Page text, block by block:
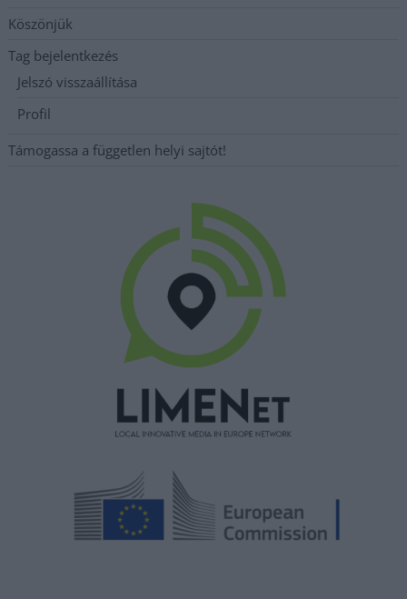
Köszönjük
Tag bejelentkezés
Jelszó visszaállítása
Profil
Támogassa a független helyi sajtót!